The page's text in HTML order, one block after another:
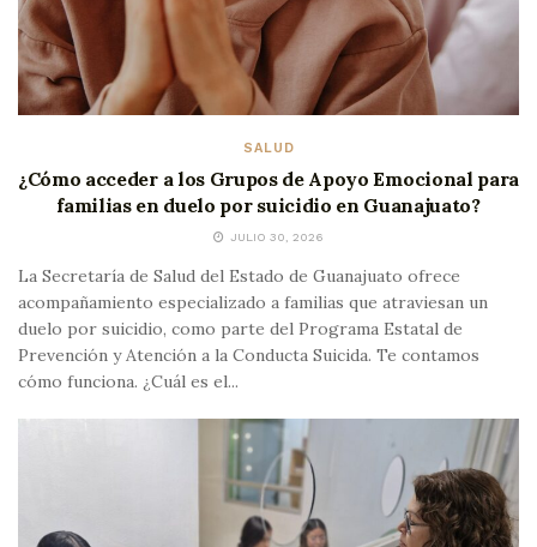
SALUD
¿Cómo acceder a los Grupos de Apoyo Emocional para
familias en duelo por suicidio en Guanajuato?
JULIO 30, 2026
La Secretaría de Salud del Estado de Guanajuato ofrece
acompañamiento especializado a familias que atraviesan un
duelo por suicidio, como parte del Programa Estatal de
Prevención y Atención a la Conducta Suicida. Te contamos
cómo funciona. ¿Cuál es el...